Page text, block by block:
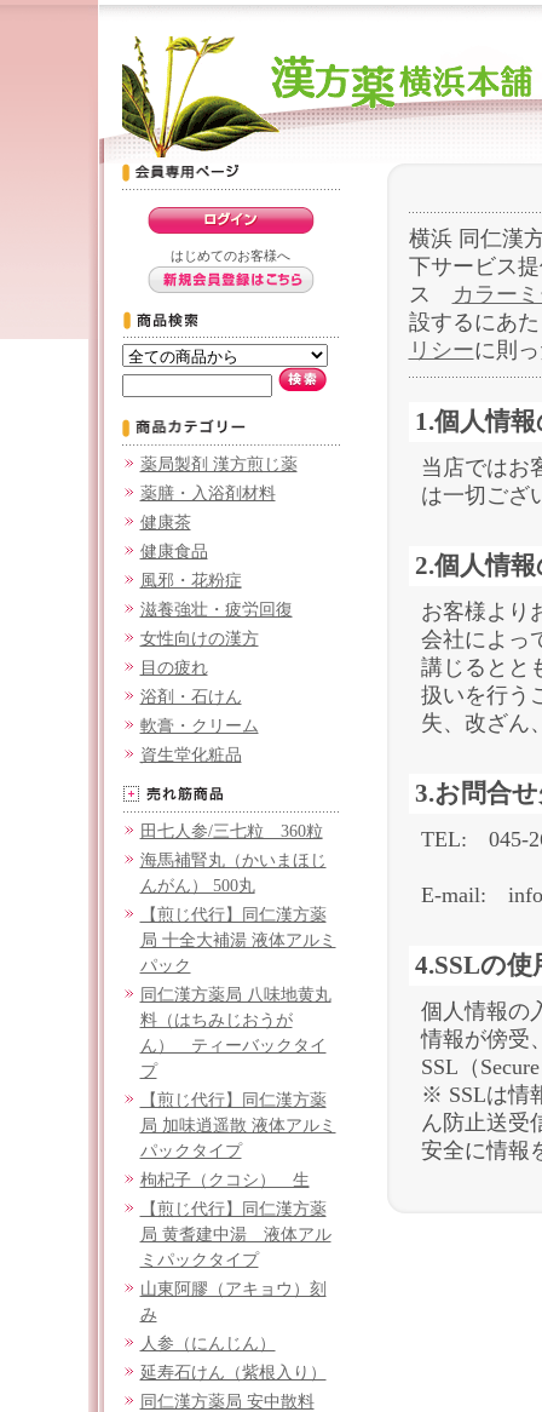
はじめてのお客様へ
薬局製剤 漢方煎じ薬
薬膳・入浴剤材料
健康茶
健康食品
風邪・花粉症
滋養強壮・疲労回復
女性向けの漢方
目の疲れ
浴剤・石けん
軟膏・クリーム
資生堂化粧品
田七人参/三七粒 360粒
海馬補腎丸（かいまほじ
んがん） 500丸
【煎じ代行】同仁漢方薬
局 十全大補湯 液体アルミ
パック
同仁漢方薬局 八味地黄丸
料（はちみじおうが
ん） ティーバックタイ
プ
【煎じ代行】同仁漢方薬
局 加味逍遥散 液体アルミ
パックタイプ
枸杞子（クコシ） 生
【煎じ代行】同仁漢方薬
局 黄耆建中湯 液体アル
ミパックタイプ
山東阿膠（アキョウ）刻
み
人参（にんじん）
延寿石けん（紫根入り）
同仁漢方薬局 安中散料
横浜 同仁漢
下サービス
ス
カラー
設するにあ
リシーに則
1.個人情
当店ではお
は一切ござ
2.個人情
お客様より
会社によっ
講じるとと
扱いを行う
失、改ざん
3.お問合
TEL: 045-
E-mail:
4.SSLの
個人情報の
情報が傍受
SSL（
※ SSLは情
ん防止送受
安全に情報